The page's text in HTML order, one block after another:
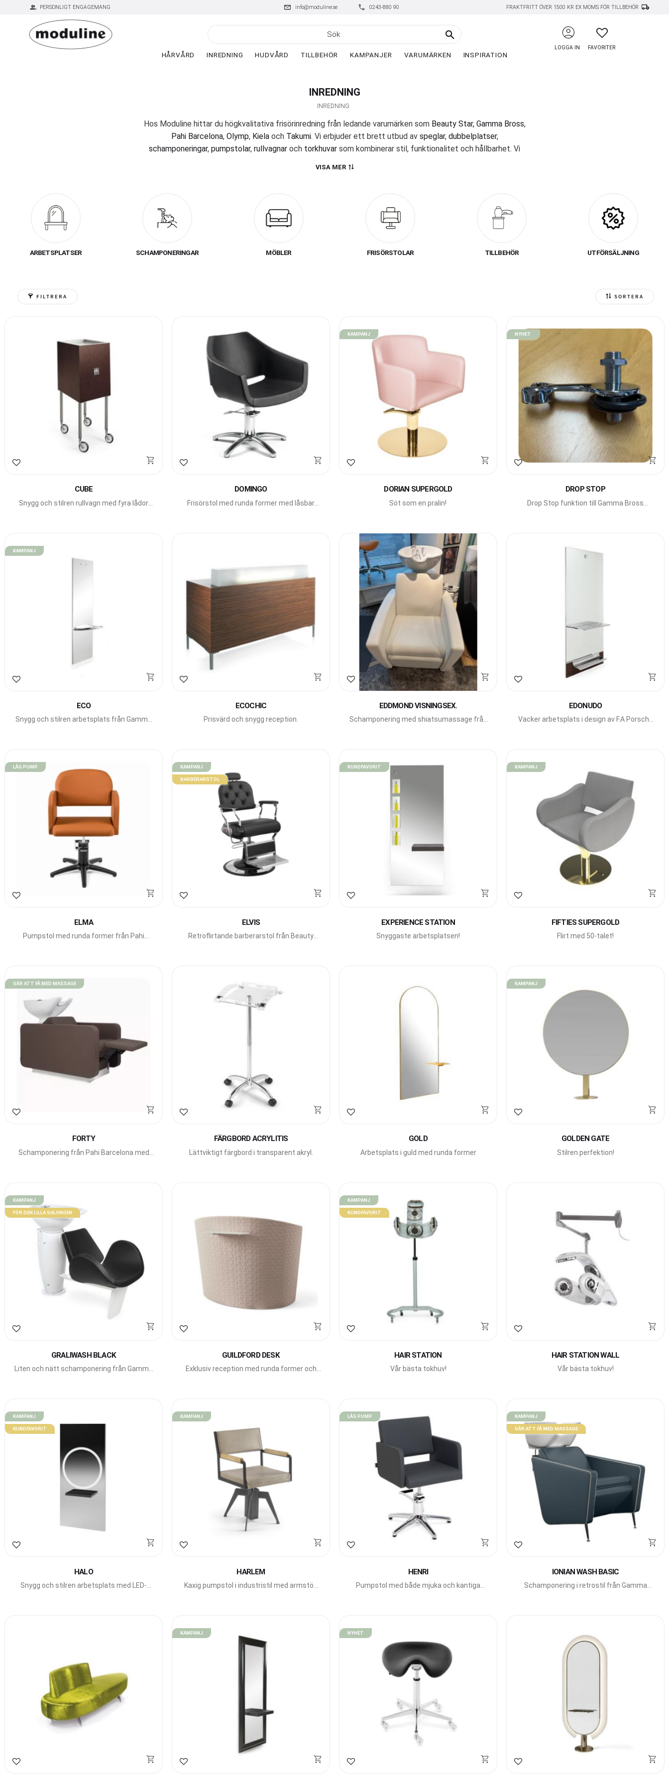
group PERSONLIGT ENGAGEMANG mail info@moduline.se phone 0243-880 90 FRAKTFRITT ÖVER 1500 KR EX MOMS FÖR TILLBEHÖR local_shipping
account_circle
LOGGA IN
FAVORITER
FAVORITER
HÅRVÅRD INREDNING HUDVÅRD TILLBEHÖR KAMPANJER VARUMÄRKEN INSPIRATION
INREDNING
INREDNING
Hos Moduline hittar du högkvalitativa frisörinredning från ledande varumärken som Beauty Star, Gamma Bross,
Pahi Barcelona, Olymp, Kielaoch Takumi. Vi erbjuder ett brett utbud av speglar, dubbelplatser,
schamponeringar, pumpstolar, rullvagnar och torkhuvar som kombinerar stil, funktionalitet och hållbarhet. Vi
produkter från några av världens ledande märken inom frisörinredning, tillbehör och hårvård – där hög kvalitet
och god service är gemensamma nämnare. Vi tror på kvalitet framför kvantitet och strävar efter att skapa en
arbetsmiljö som både ser bra ut och uppfyller alla praktiska behov för en professionell och smidig
Vi hjälper dig att skapa din drömsalong!
VISA MER
ARBETSPLATSER SCHAMPONERINGAR MÖBLER FRISÖRSTOLAR TILLBEHÖR UTFÖRSÄLJNING
FILTRERA SORTERA
Lägg till i favoriter
CUBE
Snygg och stilren rullvagn med fyra lådor
Lägg till i favoriter
DOMINGO
Frisörstol med runda former med låsbar
Lägg till i favoriter
DORIAN SUPERGOLD
Söt som en pralin!
KAMPANJ
Lägg till i favoriter
DROP STOP
Drop Stop funktion till Gamma Bross
NYHET
Lägg till i favoriter
ECO
Snygg och stilren arbetsplats från Gamma
KAMPANJ
Lägg till i favoriter
ECOCHIC
Prisvärd och snygg reception.
Lägg till i favoriter
EDDMOND VISNINGSEX.
Schamponering med shiatsumassage från
Lägg till i favoriter
EDONUDO
Vacker arbetsplats i design av F.A Porsche
Lägg till i favoriter
ELMA
Pumpstol med runda former från Pahi
LÅG PUMP
Lägg till i favoriter
ELVIS
Retroflirtande barberarstol från Beauty
KAMPANJ
BARBERARSTOL
Lägg till i favoriter
EXPERIENCE STATION
Snyggaste arbetsplatsen!
KUNDFAVORIT
Lägg till i favoriter
FIFTIES SUPERGOLD
Flirt med 50-talet!
KAMPANJ
Lägg till i favoriter
FORTY
Schamponering från Pahi Barcelona med
GÅR ATT FÅ MED MASSAGE
Lägg till i favoriter
FÄRGBORD ACRYLITIS
Lättviktigt färgbord i transparent akryl.
Lägg till i favoriter
GOLD
Arbetsplats i guld med runda former
Lägg till i favoriter
GOLDEN GATE
Stilren perfektion!
KAMPANJ
Lägg till i favoriter
GRALIWASH BLACK
Liten och nätt schamponering från Gamma
KAMPANJ
FÖR DEN LILLA SALONGEN
Lägg till i favoriter
GUILDFORD DESK
Exklusiv reception med runda former och
Lägg till i favoriter
HAIR STATION
Vår bästa tokhuv!
KAMPANJ
KUNDFAVORIT
Lägg till i favoriter
HAIR STATION WALL
Vår bästa tokhuv!
Lägg till i favoriter
HALO
Snygg och stilren arbetsplats med LED-
KAMPANJ
KUNDFAVORIT
Lägg till i favoriter
HARLEM
Kaxig pumpstol i industristil med armstöd
KAMPANJ
Lägg till i favoriter
HENRI
Pumpstol med både mjuka och kantiga
LÅG PUMP
Lägg till i favoriter
IONIAN WASH BASIC
Schamponering i retrostil från Gamma
KAMPANJ
GÅR ATT FÅ MED MASSAGE
Lägg till i favoriter Lägg till i favoriter
KAMPANJ
Lägg till i favoriter
NYHET
Lägg till i favoriter